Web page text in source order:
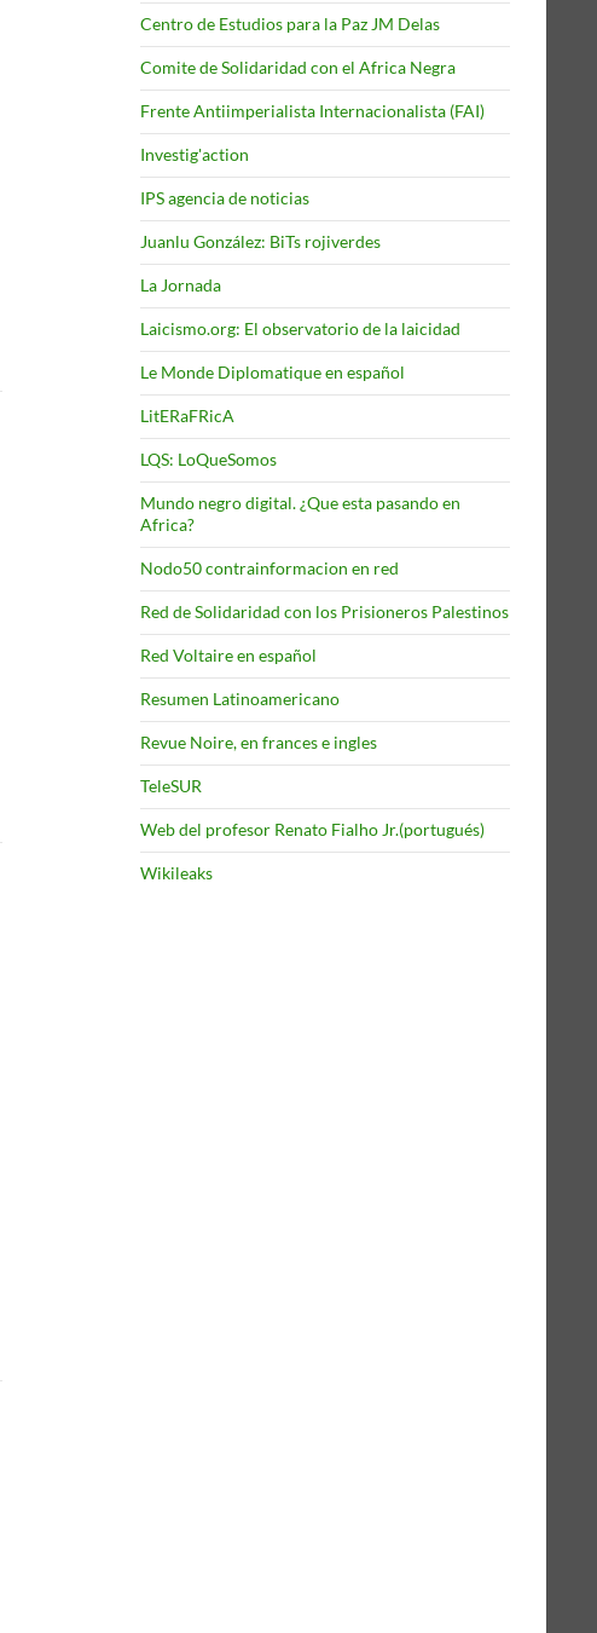
Centro de Estudios para la Paz JM Delas
Comite de Solidaridad con el Africa Negra
Frente Antiimperialista Internacionalista (FAI)
Investig'action
IPS agencia de noticias
Juanlu González: BiTs rojiverdes
La Jornada
Laicismo.org: El observatorio de la laicidad
Le Monde Diplomatique en español
LitERaFRicA
LQS: LoQueSomos
Mundo negro digital. ¿Que esta pasando en
Africa?
Nodo50 contrainformacion en red
Red de Solidaridad con los Prisioneros Palestinos
Red Voltaire en español
Resumen Latinoamericano
Revue Noire, en frances e ingles
TeleSUR
Web del profesor Renato Fialho Jr.(portugués)
Wikileaks